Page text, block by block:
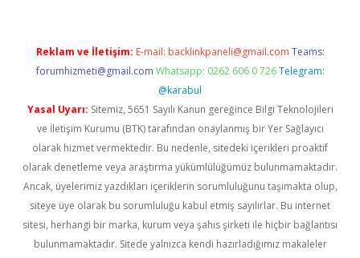
Reklam ve İletişim: E-mail: backlinkpaneli@gmail.com Teams:
forumhizmeti@gmail.com Whatsapp: 0262 606 0 726 Telegram:
@karabul
Yasal Uyarı: Sitemiz, 5651 Sayılı Kanun gereğince Bilgi Teknolojileri
ve İletişim Kurumu (BTK) tarafından onaylanmış bir Yer Sağlayıcı
olarak hizmet vermektedir. Bu nedenle, sitedeki içerikleri proaktif
olarak denetleme veya araştırma yükümlülüğümüz bulunmamaktadır.
Ancak, üyelerimiz yazdıkları içeriklerin sorumluluğunu taşımakta olup,
siteye üye olarak bu sorumluluğu kabul etmiş sayılırlar. Bu internet
sitesi, herhangi bir marka, kurum veya şahıs şirketi ile hiçbir bağlantısı
bulunmamaktadır. Sitede yalnızca kendi hazırladığımız makaleler